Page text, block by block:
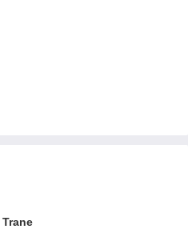
Trane